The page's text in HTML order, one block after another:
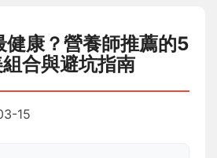
健康？營養師推薦的5
合與避坑指南
15